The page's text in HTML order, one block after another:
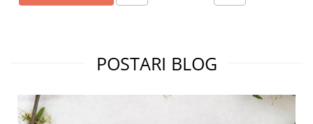
POSTARI BLOG